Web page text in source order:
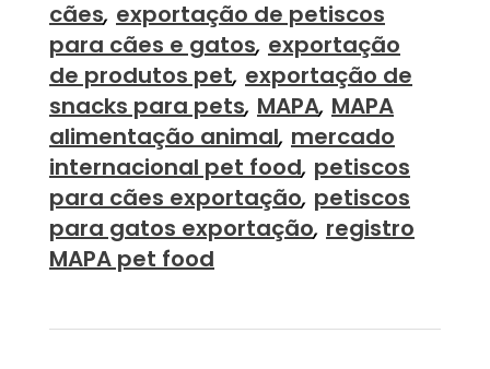
cães, exportação de petiscos
para cães e gatos, exportação
de produtos pet, exportação de
snacks para pets, MAPA, MAPA
alimentação animal, mercado
internacional pet food, petiscos
para cães exportação, petiscos
para gatos exportação, registro
MAPA pet food